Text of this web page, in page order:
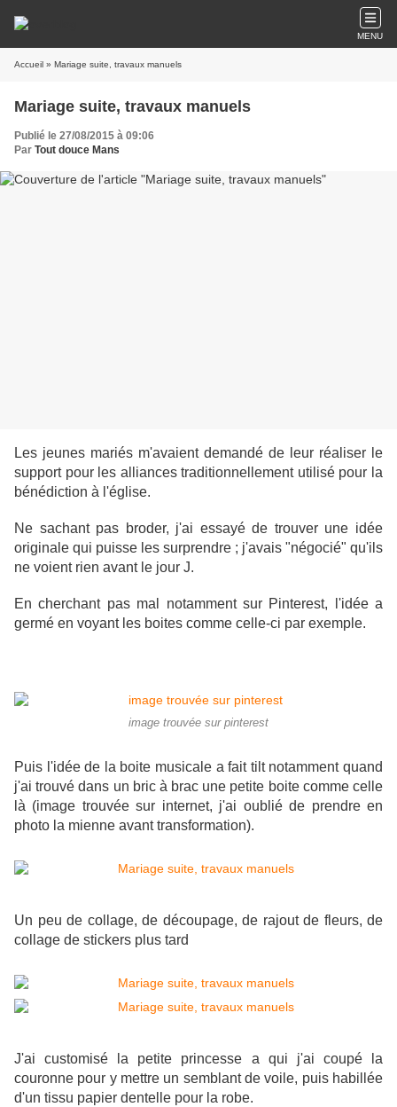
MENU
Accueil » Mariage suite, travaux manuels
Mariage suite, travaux manuels
Publié le 27/08/2015 à 09:06
Par Tout douce Mans
Les jeunes mariés m'avaient demandé de leur réaliser le
support pour les alliances traditionnellement utilisé pour la
bénédiction à l'église.
Ne sachant pas broder, j'ai essayé de trouver une idée
originale qui puisse les surprendre ; j'avais "négocié" qu'ils
ne voient rien avant le jour J.
En cherchant pas mal notamment sur Pinterest, l'idée a
germé en voyant les boites comme celle-ci par exemple.
image trouvée sur pinterest
Puis l'idée de la boite musicale a fait tilt notamment quand
j'ai trouvé dans un bric à brac une petite boite comme celle
là (image trouvée sur internet, j'ai oublié de prendre en
photo la mienne avant transformation).
Un peu de collage, de découpage, de rajout de fleurs, de
collage de stickers plus tard
J'ai customisé la petite princesse a qui j'ai coupé la
couronne pour y mettre un semblant de voile, puis habillée
d'un tissu papier dentelle pour la robe.